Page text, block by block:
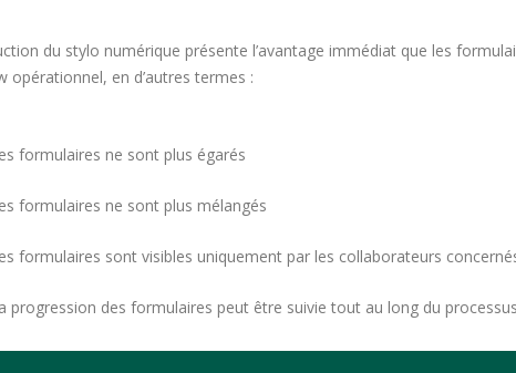
du stylo numérique présente l’avantage immédiat que les
opérationnel, en d’autres termes :
formulaires ne sont plus égarés
formulaires ne sont plus mélangés
formulaires sont visibles uniquement par les collaborateurs
progression des formulaires peut être suivie tout au long du